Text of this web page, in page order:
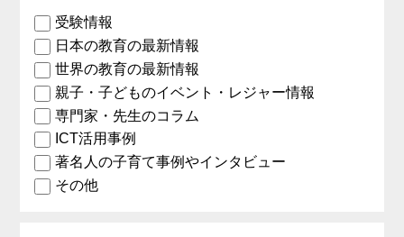
受験情報
日本の教育の最新情報
世界の教育の最新情報
親子・子どものイベント・レジャー情報
専門家・先生のコラム
ICT活用事例
著名人の子育て事例やインタビュー
その他